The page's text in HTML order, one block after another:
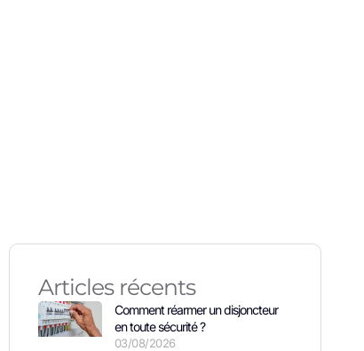
Articles récents
Comment réarmer un disjoncteur
en toute sécurité ?
03/08/2026